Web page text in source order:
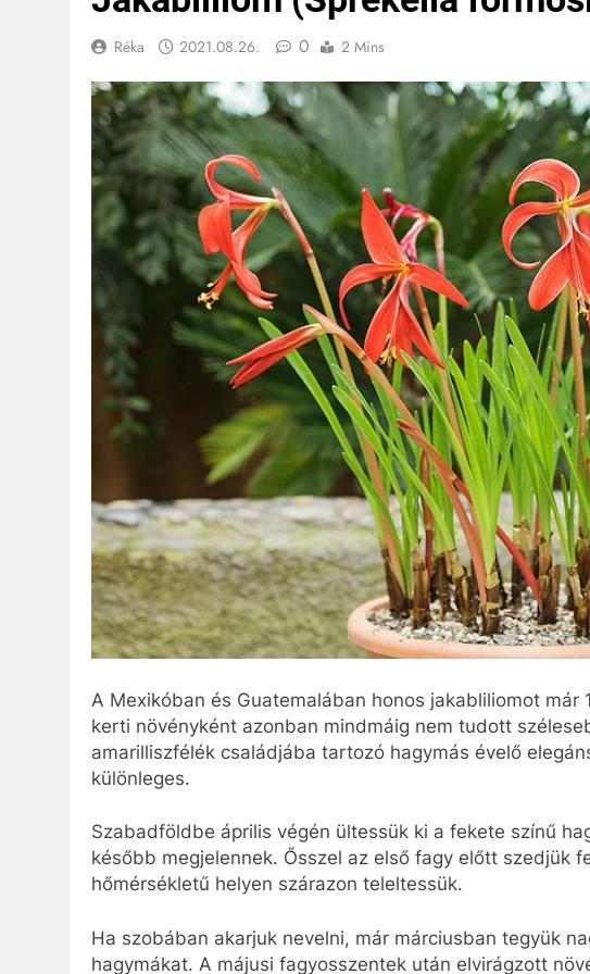
Réka 2021.08.26. 0 2 Mins
A Mexikóban és Guatemalában honos jakabliliomot
kerti növényként azonban mindmáig nem tudott
amarilliszfélék családjába tartozó hagymás évelő
különleges.
Szabadföldbe április végén ültessük ki a fekete színű
később megjelennek. Ősszel az első fagy előtt szedjük
hőmérsékletű helyen szárazon teleltessük.
Ha szobában akarjuk nevelni, már márciusban tegyük
hagymákat. A májusi fagyosszentek után elvirágzott